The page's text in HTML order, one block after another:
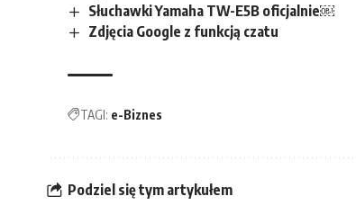
Słuchawki Yamaha TW-E5B oficjalnie￼
Zdjęcia Google z funkcją czatu
TAGI: e-Biznes
Podziel się tym artykułem